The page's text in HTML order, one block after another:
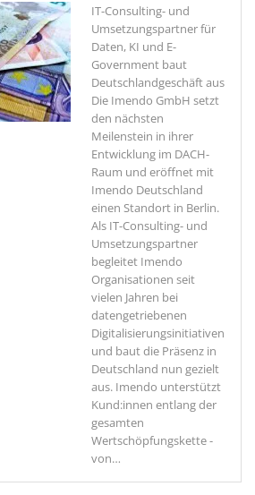
IT-Consulting- und
Umsetzungspartner für
Daten, KI und E-
Government baut
Deutschlandgeschäft aus
Die Imendo GmbH setzt
den nächsten
Meilenstein in ihrer
Entwicklung im DACH-
Raum und eröffnet mit
Imendo Deutschland
einen Standort in Berlin.
Als IT-Consulting- und
Umsetzungspartner
begleitet Imendo
Organisationen seit
vielen Jahren bei
datengetriebenen
Digitalisierungsinitiativen
und baut die Präsenz in
Deutschland nun gezielt
aus. Imendo unterstützt
Kund:innen entlang der
gesamten
Wertschöpfungskette -
von…